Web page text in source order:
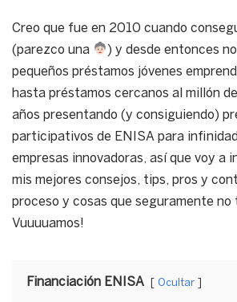
Creo que fue en 2010 cuando
(parezco una
) y desde entonces
pequeños préstamos jóvenes
hasta préstamos cercanos al millón
años presentando (y consiguiendo)
participativos de ENISA para
empresas innovadoras, así que voy a
mis mejores consejos, tips, pros y
proceso y cosas que seguramente no
Vuuuuamos!
Financiación ENISA Ocultar